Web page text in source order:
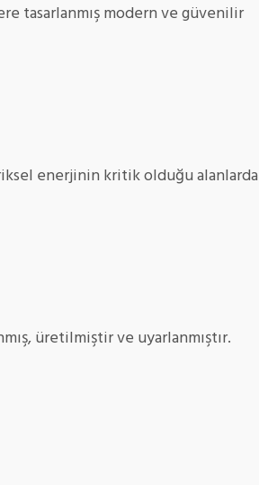
tasarlanmış modern ve güvenilir
enerjinin kritik olduğu alanlarda
üretilmiştir ve uyarlanmıştır.